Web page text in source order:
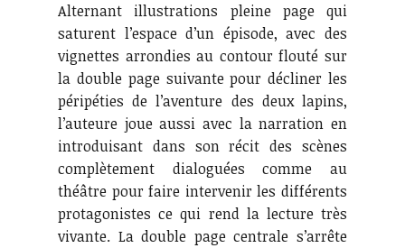
Alternant illustrations pleine page qui
saturent l’espace d’un épisode, avec des
vignettes arrondies au contour flouté sur
la double page suivante pour décliner les
péripéties de l’aventure des deux lapins,
l’auteure joue aussi avec la narration en
introduisant dans son récit des scènes
complètement dialoguées comme au
théâtre pour faire intervenir les différents
protagonistes ce qui rend la lecture très
vivante. La double page centrale s’arrête